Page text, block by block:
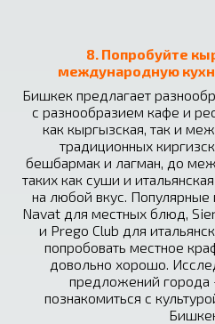
8. Попробуйте
международную
Бишкек предлагает
с разнообразием кафе и
как кыргызская, так и
традиционных
бешбармак и лагман, до
таких как суши и
на любой вкус.
Navat для местных блюд,
и Prego Club для
попробовать местное
довольно хорошо.
предложений города
познакомиться с